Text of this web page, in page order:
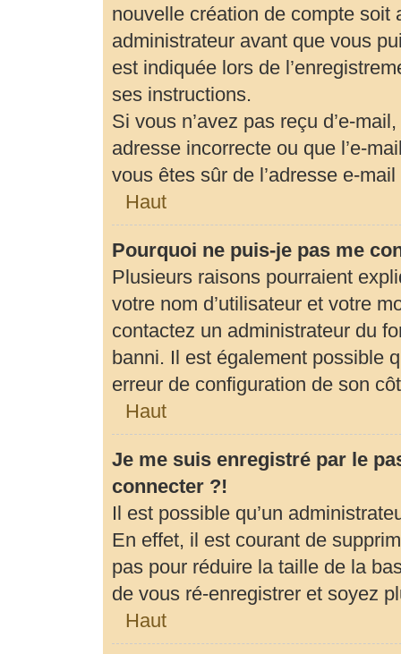
nouvelle création de compte soit
administrateur avant que vous
est indiquée lors de
ses instructions.
Si vous n’avez pas reçu d’e-
adresse incorrecte ou que l’e-
vous êtes sûr de l’adresse e-
Haut
Pourquoi ne puis-je pas me
Plusieurs raisons pourraient
votre nom d’utilisateur et votre
contactez un administrateur du
banni. Il est également possible
erreur de configuration de son
Haut
Je me suis enregistré par le
connecter ?!
Il est possible qu’un
En effet, il est courant de
pas pour réduire la taille de la
de vous ré-enregistrer et soyez
Haut